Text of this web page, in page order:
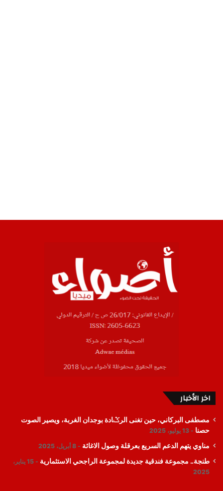
اخر الأخبار
مصطفى البركاني، حين تغنى الرݣادة بوجدان الغربة، ويصير الصوت
حصنا
13 يوليو، 2025
مناوي يتهم الدعم السريع بعرقلة وصول الاغاثة 8 أبريل، 2025
طنجة.. مجموعة فندقية جديدة لمجموعة الراجحي الاستثمارية
15 يناير،
2025